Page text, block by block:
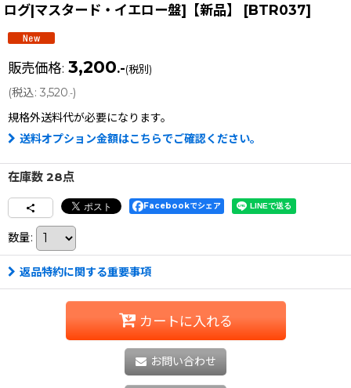
ログ|マスタード・イエロー盤]【新品】
[BTR037]
販売価格: 3,200.-(税別)
(税込: 3,520.-)
規格外送料代が必要になります。
送料オプション金額はこちらでご確認ください。
在庫数 28点
Facebookでシェア
数量:
返品特約に関する重要事項
カートに入れる
お問い合わせ